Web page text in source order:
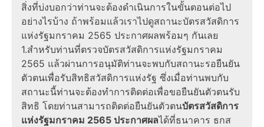
สิ่งที่บ่งบอกว่าท่านจะต้องดำเนินการในขั้นตอนต่อไป
อย่างไรบ้าง ถ้าพร้อมแล้วเราไปดูสถานะบัตรสวัสดิการ
แห่งรัฐมกราคม 2565 ประกาศผลพร้อมๆ กันเลย
1.สำหรับท่านที่ตรวจบัตรสวัสดิการแห่งรัฐมกราคม
2565 แล้วผ่านการอนุมัติท่านจะพบกับสถานะรอยืนยัน
ตัวตนเพื่อรับสิทธิสวัสดิการแห่งรัฐ ซึ่งเมื่อท่านพบกับ
สถานะนี้ท่านจะต้องทำการติดต่อเพื่อขอยืนยันตัวตนรับ
สิทธิ โดยท่านสามารถติดต่อยืนยันตัวตนบัตรสวัสดิการ
แห่งรัฐมกราคม 2565 ประกาศผลได้ที่ธนาคาร ธกส